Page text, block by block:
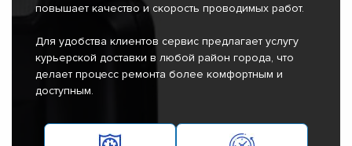
повышает качество и скорость проводимых работ.
Для удобства клиентов сервис предлагает услугу
курьерской доставки в любой район города, что
делает процесс ремонта более комфортным и
доступным.